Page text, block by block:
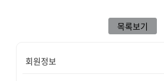
목록보기
회원정보